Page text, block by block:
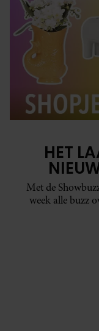
HET
Met de
week alle buzz